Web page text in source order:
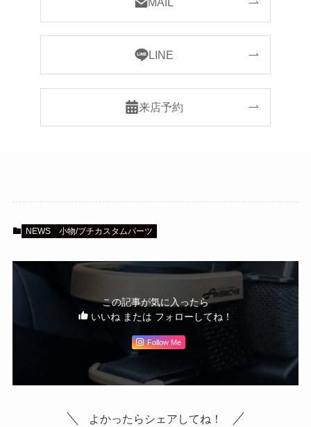
LINE
来店予約
NEWS 小物/プチカスタムパーツ
この記事が気に入ったら
いいね または フォローしてね！
Follow Me
よかったらシェアしてね！